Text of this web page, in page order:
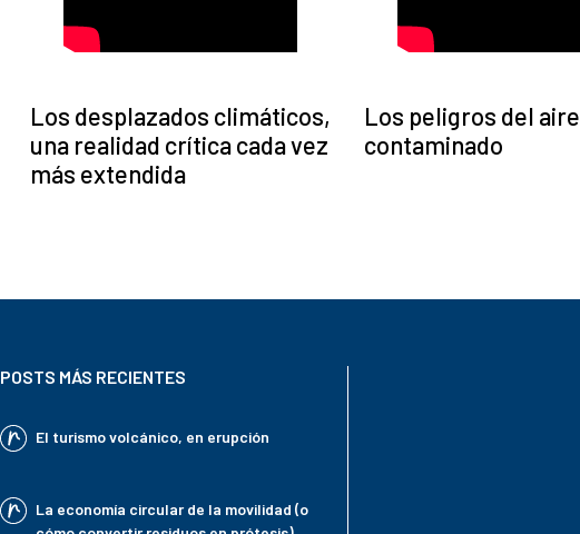
Los desplazados climáticos,
una realidad crítica cada vez
más extendida
Los peligros del aire
contaminado
POSTS MÁS RECIENTES
El turismo volcánico, en erupción
La economía circular de la movilidad (o